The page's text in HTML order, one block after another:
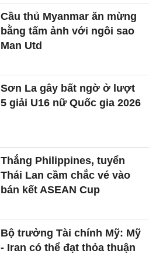
Cầu thủ Myanmar ăn mừng
bằng tấm ảnh với ngôi sao
Man Utd
Sơn La gây bất ngờ ở lượt
5 giải U16 nữ Quốc gia 2026
Thắng Philippines, tuyển
Thái Lan cầm chắc vé vào
bán kết ASEAN Cup
Bộ trưởng Tài chính Mỹ: Mỹ
- Iran có thể đạt thỏa thuận